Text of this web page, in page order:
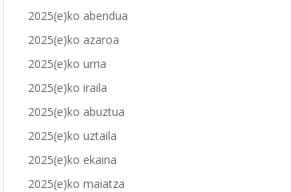
2025(e)ko abendua
2025(e)ko azaroa
2025(e)ko urria
2025(e)ko iraila
2025(e)ko abuztua
2025(e)ko uztaila
2025(e)ko ekaina
2025(e)ko maiatza